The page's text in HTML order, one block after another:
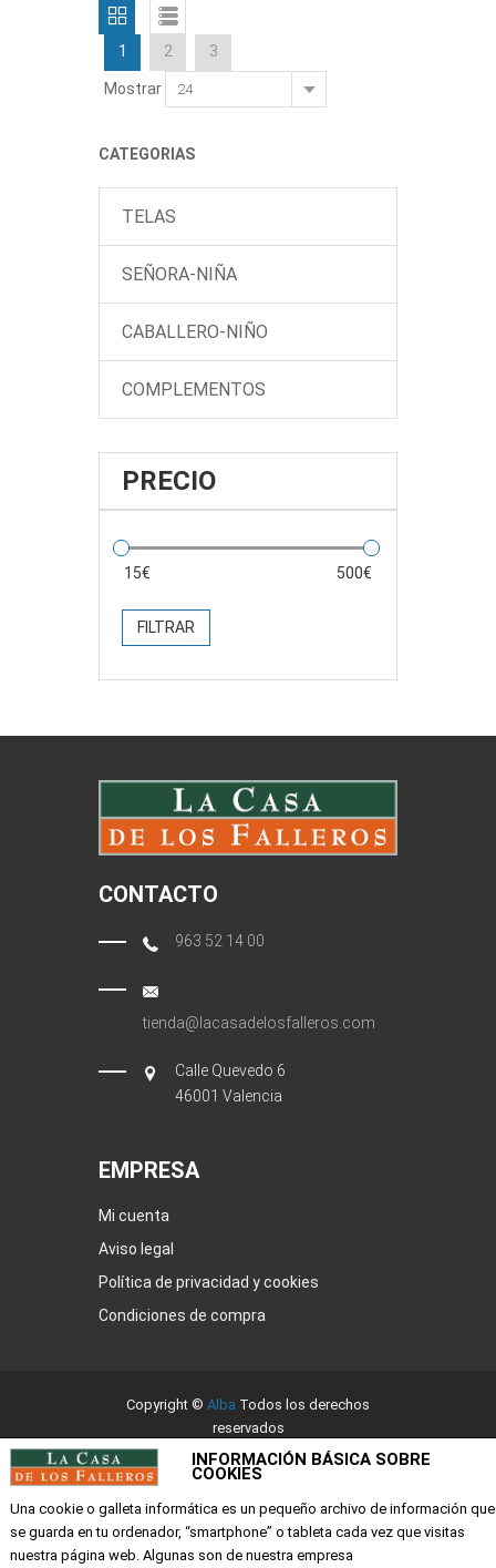
1 2 3
Mostrar
CATEGORIAS
TELAS
SEÑORA-NIÑA
CABALLERO-NIÑO
COMPLEMENTOS
PRECIO
FILTRAR
CONTACTO
963 52 14 00
tienda@lacasadelosfalleros.com
Calle Quevedo 6
46001 Valencia
EMPRESA
Mi cuenta
Aviso legal
Política de privacidad y cookies
Condiciones de compra
Copyright © Alba Todos los derechos
reservados
INFORMACIÓN BÁSICA SOBRE
COOKIES
Una cookie o galleta informática es un pequeño archivo de información que
se guarda en tu ordenador, “smartphone” o tableta cada vez que visitas
nuestra página web. Algunas son de nuestra empresa